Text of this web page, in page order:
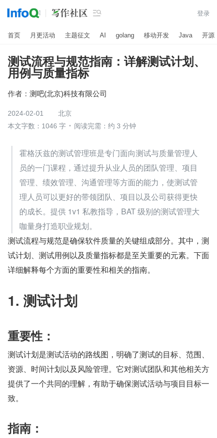
 登录
首页 月更活动 主题征文 AI golang 移动开发 Java 开源
测试流程与规范指南：详解测试计划、
用例与质量指标
作者： 测吧(北京)科技有限公司
2024-02-01
北京
本文字数：1046 字
阅读完需：约 3 分钟
霍格沃兹的测试管理班是专门面向测试与质量管理人
员的一门课程，通过提升从业人员的团队管理、项目
管理、绩效管理、沟通管理等方面的能力，使测试管
理人员可以更好的带领团队、项目以及公司获得更快
的成长。提供 1v1 私教指导，BAT 级别的测试管理大
咖量身打造职业规划。
测试流程与规范是确保软件质量的关键组成部分。其中，测
试计划、测试用例以及质量指标都是至关重要的元素。下面
详细解释每个方面的重要性和相关的指南。
1. 测试计划
重要性：
测试计划是测试活动的路线图，明确了测试的目标、范围、
资源、时间计划以及风险管理。它对测试团队和其他相关方
提供了一个共同的理解，有助于确保测试活动与项目目标一
致。
指南：